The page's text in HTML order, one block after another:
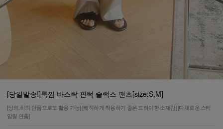
[당일발송!]룩낌 바스락 핀턱 슬랙스 팬츠[size:S,M]
[상의,하의 단품으로도 활용 가능] [쾌적하게 착용하기 좋은 드라이한 소재감] [다채로운 스타
일링 연출]